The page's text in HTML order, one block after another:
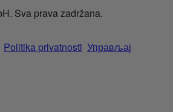
Sva prava zadržana.
Politika privatnosti Управљај